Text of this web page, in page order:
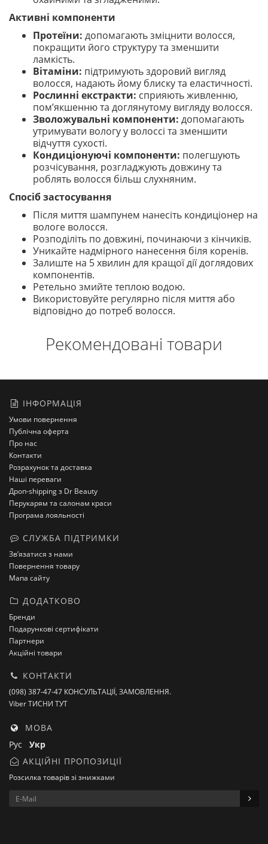
Активні компоненти
Протеїни: допомагають зміцнити волосся,
покращити його структуру та зменшити
ламкість.
Вітаміни: підтримують здоровий вигляд
волосся, надають йому блиску та еластичності.
Рослинні екстракти: сприяють живленню,
пом’якшенню та доглянутому вигляду волосся.
Зволожувальні компоненти: допомагають
утримувати вологу у волоссі та зменшити
відчуття сухості.
Кондиціонуючі компоненти: полегшують
розчісування, розгладжують довжину та
роблять волосся більш слухняним.
Спосіб застосування
Після миття шампунем нанесіть кондиціонер на
вологе волосся.
Розподіліть по довжині, починаючи з кінчиків.
Уникайте надмірного нанесення біля коренів.
Залиште на 5 хвилин для кращої дії доглядових
компонентів.
Ретельно змийте теплою водою.
Використовуйте регулярно після миття або
відповідно до потреб волосся.
Рекомендовані товари
ІНФОРМАЦІЯ
Умови повернення
Публічна оферта
Про нас
Контакти
Розрахунок та доставка
Наші переваги
Дроп-shipping з Dr Beauty
Перукарям та салонам краси
Програма лояльності
СЛУЖБА ПІДТРИМКИ
Зв’язатися з нами
Повернення товару
Мапа сайту
ДОДАТКОВО
Бренди
Подарункові сертифікати
Партнери
Акційні товари
КОНТАКТИ
(098) 387-47-47 КОНСУЛЬТАЦІЇ, ЗАМОВЛЕННЯ.
Viber ТИСНИ ТУТ
МОВА
Рус Укр
АКЦІЙНІ ПРОПОЗИЦІЇ
Розсилка товарів зі знижками